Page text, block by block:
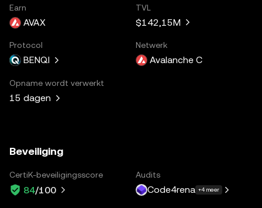
Earn
AVAX
TVL
$142,15M
Protocol
BENQI
Netwerk
Avalanche C
Opname wordt verwerkt
15 dagen
Beveiliging
CertiK-beveiligingsscore
84/100
Audits
Code4rena +4 meer